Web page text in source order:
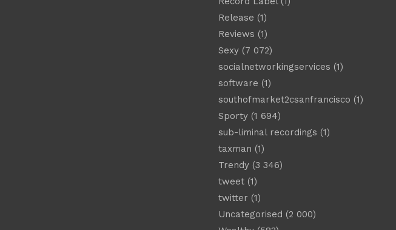
Release (1)
Reviews (1)
Sexy(7 072)
socialnetworkingservices (1)
software (1)
southofmarket2csanfrancisco (1)
Sporty(1 694)
sub-liminal recordings (1)
taxman (1)
Trendy(3 346)
tweet(1)
twitter (1)
Uncategorised (2 000)